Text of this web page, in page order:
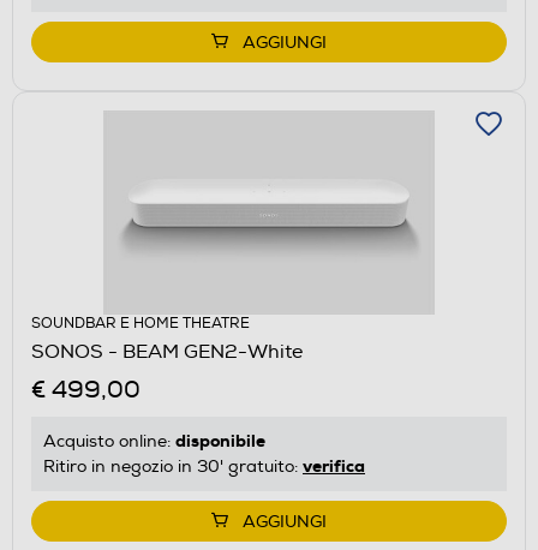
AGGIUNGI
SOUNDBAR E HOME THEATRE
SONOS - BEAM GEN2-White
€ 499,00
Acquisto online: disponibile
Ritiro in negozio in 30' gratuito: verifica
AGGIUNGI